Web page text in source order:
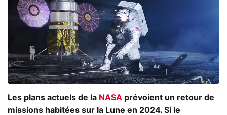
Les plans actuels de la NASA prévoient un retour de
missions habitées sur la Lune en 2024. Si le